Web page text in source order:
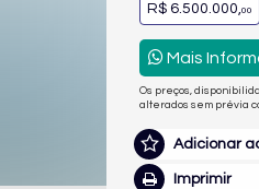
R$ 6.500.000,00
Mais
Os preços,
alterados sem prévia
Adicionar
Imprimir